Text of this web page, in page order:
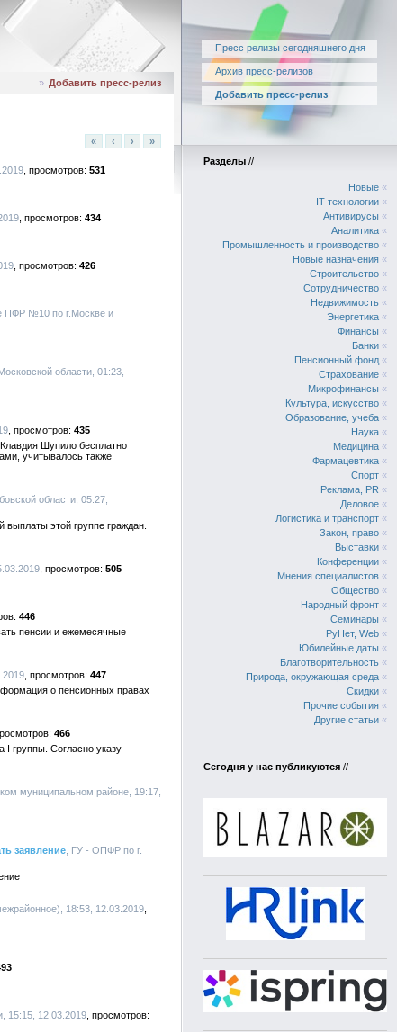
Пресс релизы сегодняшнего дня
Архив пресс-релизов
Добавить пресс-релиз
» Добавить пресс-релиз
« ‹ › »
531
434
426
ПФР №10 по г.Москве и
области, 01:23,
435
Шупило бесплатно
учитывалось также
области, 05:27,
этой группе граждан.
505
446
пенсии и ежемесячные
447
о пенсионных правах
466
группы. Согласно указу
муниципальном районе, 19:17,
заявление , ГУ - ОПФР по г.
18:53, 12.03.2019
15:15, 12.03.2019
Разделы //
Новые «
IT технологии «
Антивирусы «
Аналитика «
Промышленность и производство «
Новые назначения «
Строительство «
Сотрудничество «
Недвижимость «
Энергетика «
Финансы «
Банки «
Пенсионный фонд «
Страхование «
Микрофинансы «
Культура, искусство «
Образование, учеба «
Наука «
Медицина «
Фармацевтика «
Спорт «
Реклама, PR «
Деловое «
Логистика и транспорт «
Закон, право «
Выставки «
Конференции «
Мнения специалистов «
Общество «
Народный фронт «
Семинары «
РуНет, Web «
Юбилейные даты «
Благотворительность «
Природа, окружающая среда «
Скидки «
Прочие события «
Другие статьи «
Сегодня у нас публикуются //